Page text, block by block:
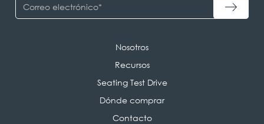
Nosotros
Recursos
Seating Test Drive
Dónde comprar
Contacto